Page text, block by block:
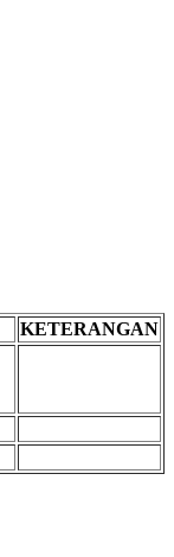
KETERANGAN